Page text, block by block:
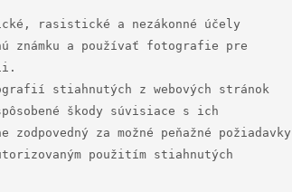
rasistické a nezákonné účely
známku a používať fotografie pre
stiahnutých z webových stránok
škody súvisiace s ich
za možné peňažné požiadavky
použitím stiahnutých